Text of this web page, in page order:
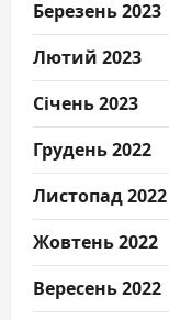
Березень 2023
Лютий 2023
Січень 2023
Грудень 2022
Листопад 2022
Жовтень 2022
Вересень 2022